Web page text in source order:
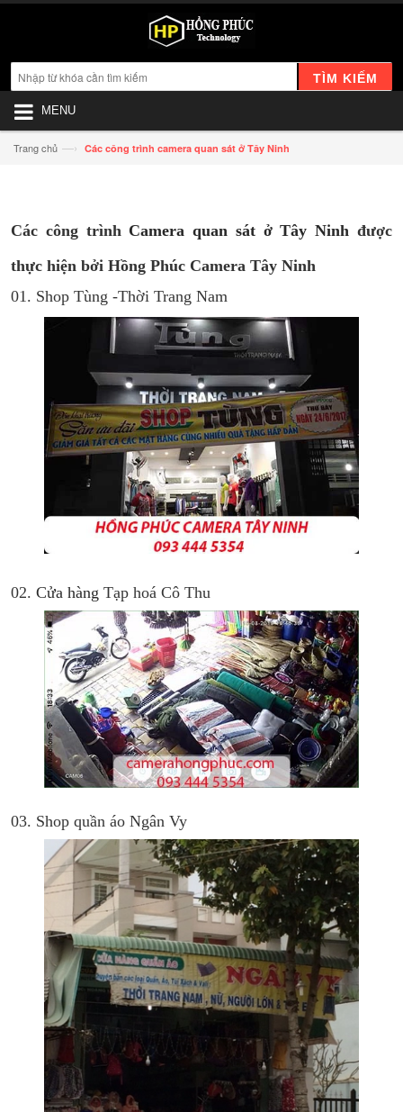
TÌM KIẾM
MENU
Trang chủ —› Các công trình camera quan sát ở Tây Ninh
Các công trình Camera quan sát ở Tây Ninh được
thực hiện bởi Hồng Phúc Camera Tây Ninh
01. Shop Tùng -Thời Trang Nam
02. Cửa hàng Tạp hoá Cô Thu
03. Shop quần áo Ngân Vy